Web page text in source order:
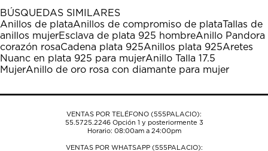
1
estrella
Esta
acción
abrirá
el
formulario
envío.
estrellas.
Esta
acción
abrirá
el
formulario
envío.
estrellas.
Esta
acción
abrirá
el
formulario
envío.
estrellas.
Esta
acción
abrirá
el
formulario
envío.
estrellas.
Esta
acción
abrirá
el
formulario
envío.
BÚSQUEDAS SIMILARES
Anillos de plataAnillos de compromiso de plataTallas de
anillos mujerEsclava de plata 925 hombreAnillo Pandora
corazón rosaCadena plata 925Anillos plata 925Aretes
Nuanc en plata 925 para mujerAnillo Talla 17.5
MujerAnillo de oro rosa con diamante para mujer
VENTAS POR TELÉFONO (555PALACIO):
55.5725.2246Opción 1 y posteriormente 3
Horario: 08:00am a 24:00pm
VENTAS POR WHATSAPP (555PALACIO):